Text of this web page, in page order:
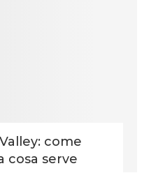
come
cosa serve